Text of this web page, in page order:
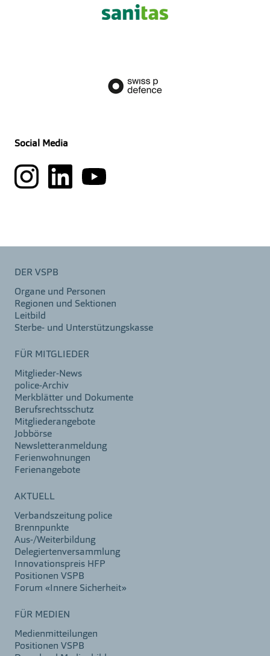
Social Media
DER VSPB
Organe und Personen
Regionen und Sektionen
Leitbild
Sterbe- und Unterstützungskasse
FÜR MITGLIEDER
Mitglieder-News
police-Archiv
Merkblätter und Dokumente
Berufsrechtsschutz
Mitgliederangebote
Jobbörse
Newsletteranmeldung
Ferienwohnungen
Ferienangebote
AKTUELL
Verbandszeitung police
Brennpunkte
Aus-/Weiterbildung
Delegiertenversammlung
Innovationspreis HFP
Positionen VSPB
Forum «Innere Sicherheit»
FÜR MEDIEN
Medienmitteilungen
Positionen VSPB